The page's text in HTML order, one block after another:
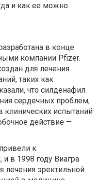
и как ее можно
в конце
компании Pfizer.
для лечения
таких как
что силденафил
сердечных проблем,
клинических испытаний
действие —
к
в 1998 году Виагра
лечения эректильной